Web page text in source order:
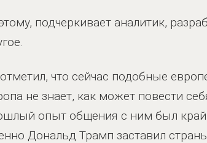
подчеркивает аналитик,
что сейчас подобные
не знает, как может повести
опыт общения с ним был
Дональд Трамп заставил